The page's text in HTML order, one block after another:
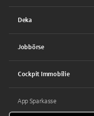
Deka
Jobbörse
Cockpit Immobilie
App Sparkasse